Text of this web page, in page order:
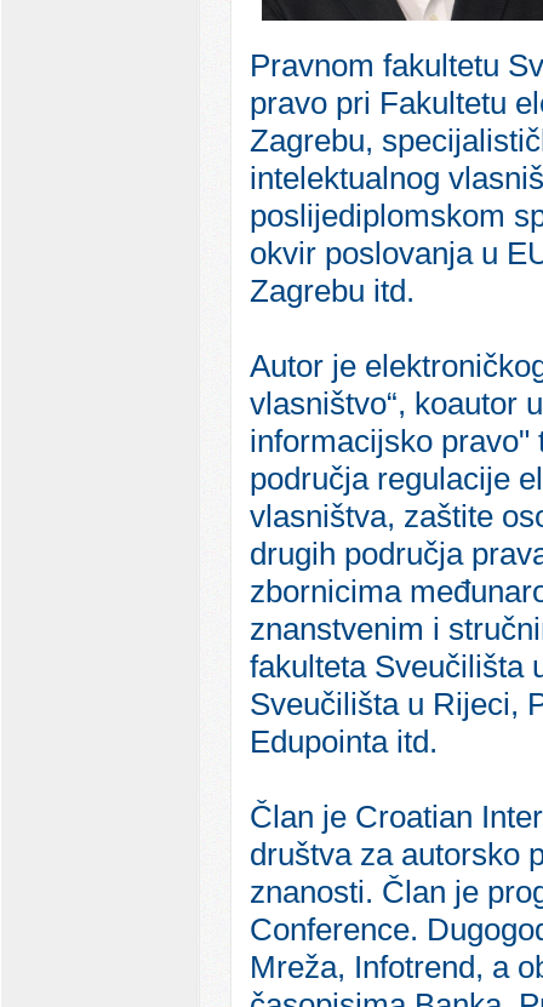
Pravnom fakultetu
pravo pri Fakultetu
Zagrebu,
intelektualnog
poslijediplomskom
okvir poslovanja u
Zagrebu itd.
Autor je
vlasništvo“, koautor
informacijsko pravo"
područja regulacije
vlasništva, zaštite
drugih područja
zbornicima
znanstvenim i
fakulteta Sveučilišta
Sveučilišta u Rijeci,
Edupointa itd.
Član je Croatian
društva za autorsko
znanosti. Član je
Conference.
Mreža, Infotrend, a